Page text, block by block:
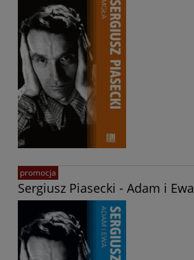
Sergiusz Piasecki - Adam i Ewa
promocja